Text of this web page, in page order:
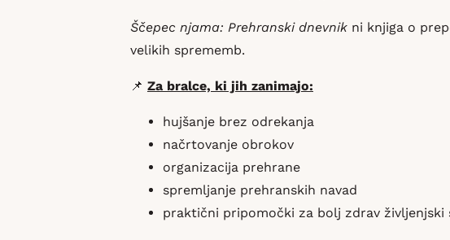
Ščepec njama: Prehranski dnevnik ni knjiga o
velikih sprememb.
📌 Za bralce, ki jih zanimajo:
hujšanje brez odrekanja
načrtovanje obrokov
organizacija prehrane
spremljanje prehranskih navad
praktični pripomočki za bolj zdrav življenjski